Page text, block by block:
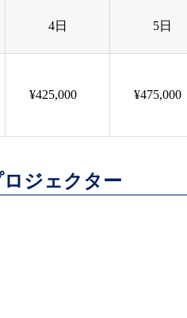
4日 5日
¥425,000 ¥475,000
ロジェクター